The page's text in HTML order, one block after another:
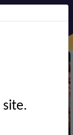
site.